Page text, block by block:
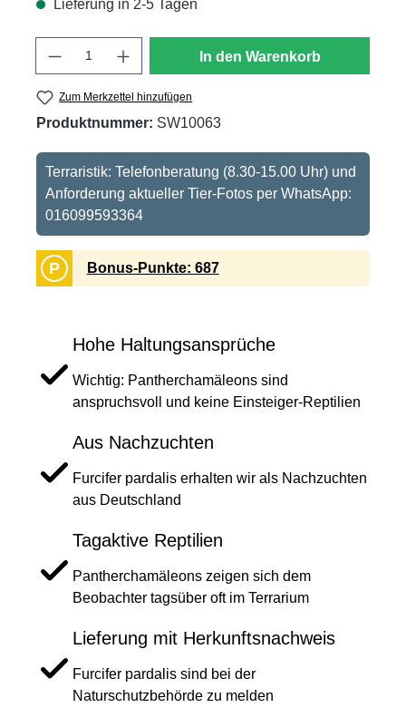
Lieferung in 2-5 Tagen
In den Warenkorb
Zum Merkzettel hinzufügen
Produktnummer: SW10063
Terraristik: Telefonberatung (8.30-15.00 Uhr) und
Anforderung aktueller Tier-Fotos per WhatsApp:
016099593364
P Bonus-Punkte: 687
Hohe Haltungsansprüche
Wichtig: Pantherchamäleons sind
anspruchsvoll und keine Einsteiger-Reptilien
Aus Nachzuchten
Furcifer pardalis erhalten wir als Nachzuchten
aus Deutschland
Tagaktive Reptilien
Pantherchamäleons zeigen sich dem
Beobachter tagsüber oft im Terrarium
Lieferung mit Herkunftsnachweis
Furcifer pardalis sind bei der
Naturschutzbehörde zu melden